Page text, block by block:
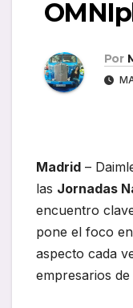
Por
Madrid –
las Jornadas
encuentro
pone el foco
aspecto cada
empresarios